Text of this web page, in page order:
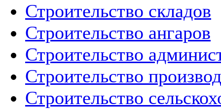
Строительство складов
Строительство ангаров
Строительство
Строительство
Строительство